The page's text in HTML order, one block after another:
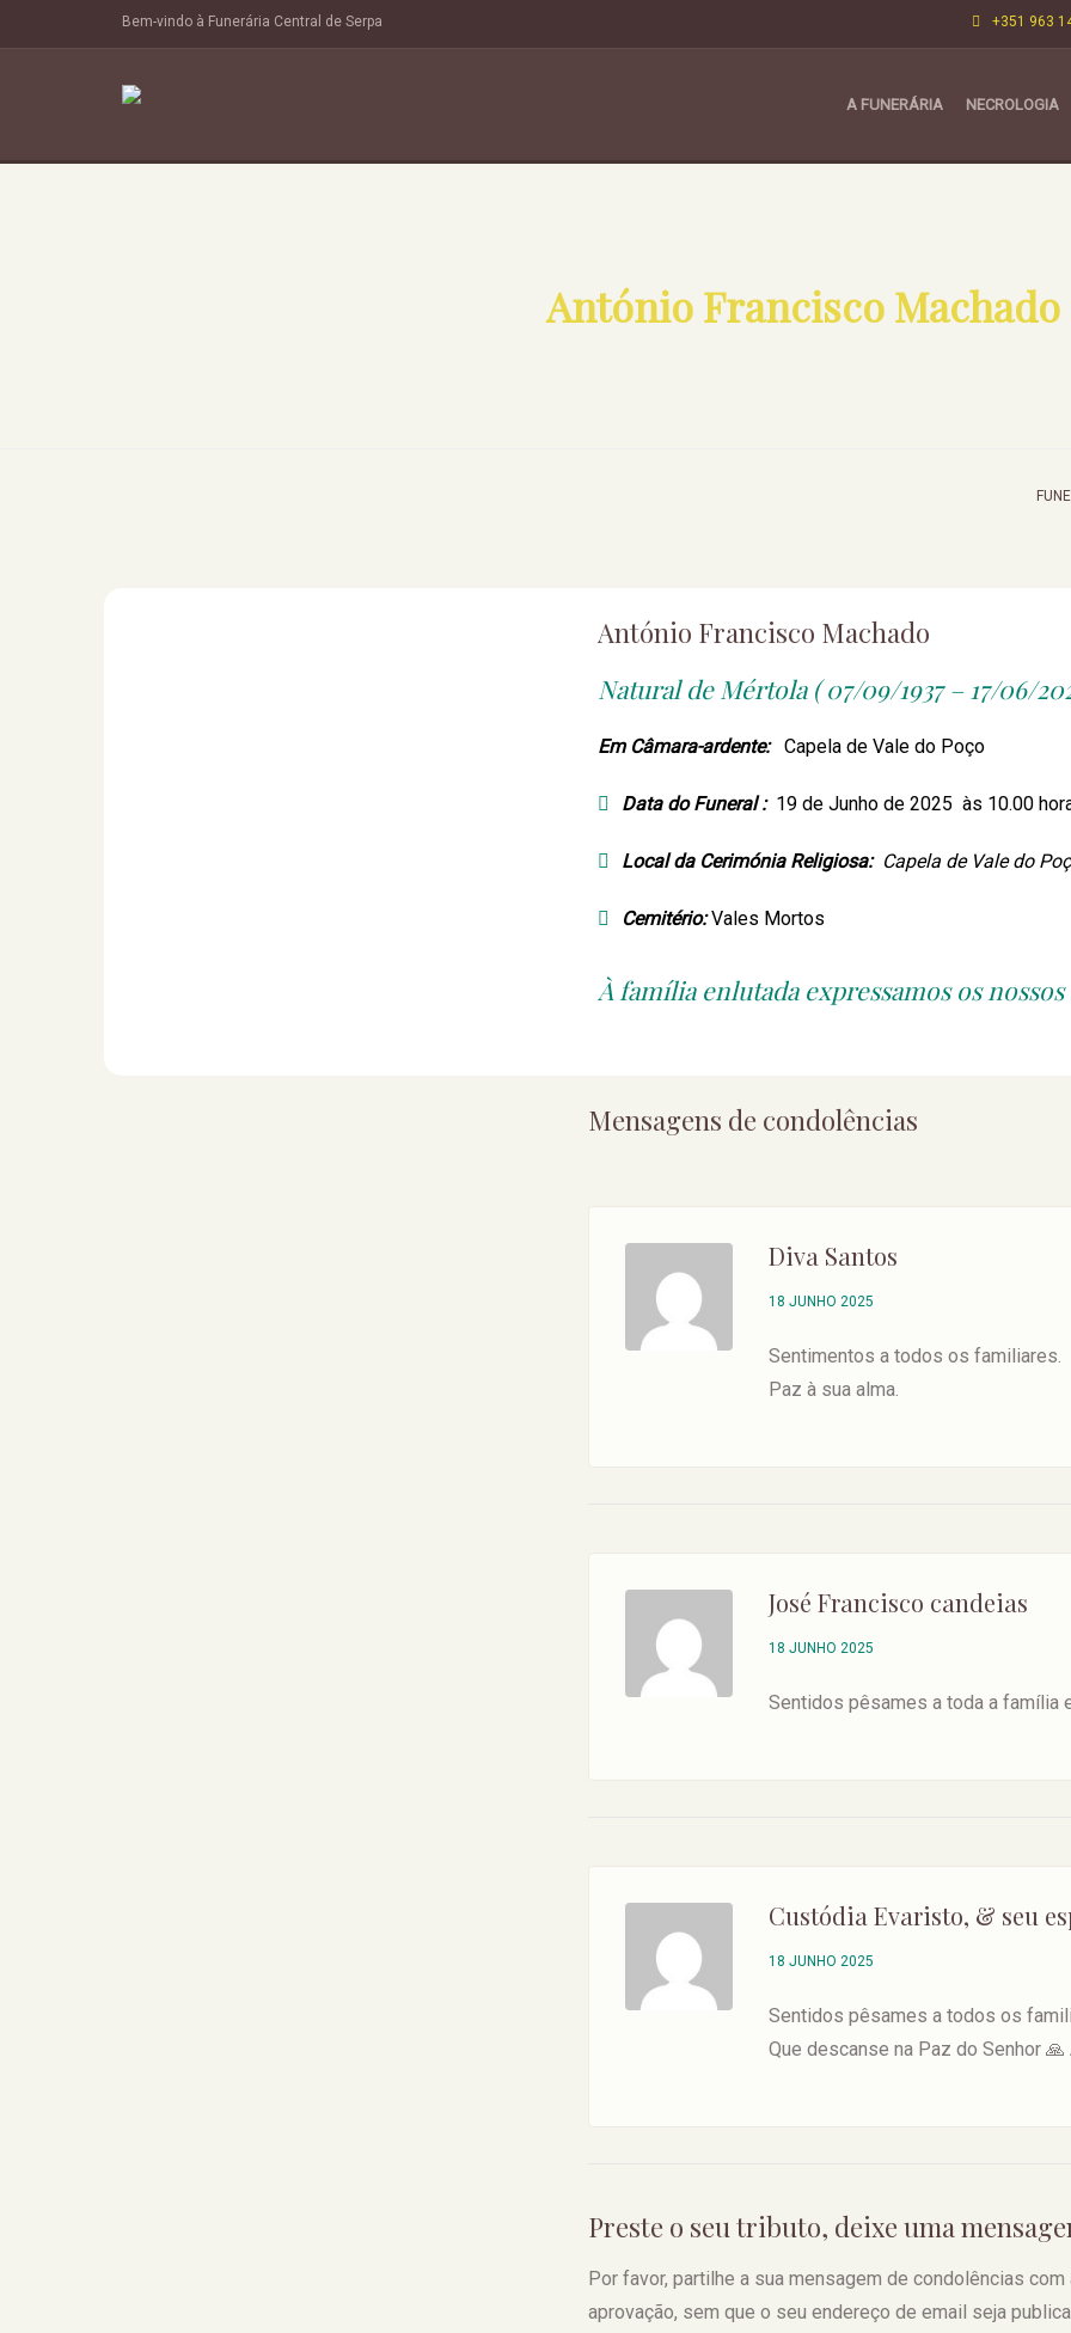
Bem-vindo à Funerária Central de Serpa +351 963
A FUNERÁRIA NECROLOGIA
António Francisco Machado
António Francisco Machado
Natural de Mértola ( 07/09/1937 – 17/06/
Em Câmara-ardente: Capela de Vale do Poço
Data do Funeral : 19 de Junho de 2025 às 10.00
Local da Cerimónia Religiosa: Capela de Vale do
Cemitério:Vales Mortos
À família enlutada expressamos os
Mensagens de condolências
Diva Santos
18 JUNHO 2025
Sentimentos a todos os familiares.
Paz à sua alma.
José Francisco candeias
18 JUNHO 2025
Sentidos pêsames a toda a família
Custódia Evaristo, & seu
18 JUNHO 2025
Sentidos pêsames a todos os
Que descanse na Paz do Senhor 🙏
Preste o seu tributo, deixe uma
Por favor, partilhe a sua mensagem de condolências
aprovação, sem que o seu endereço de email seja